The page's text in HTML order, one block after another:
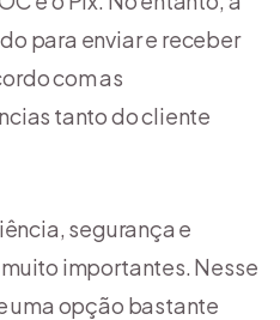
para enviar e receber
com as
tanto do cliente
segurança e
importantes. Nesse
uma opção bastante